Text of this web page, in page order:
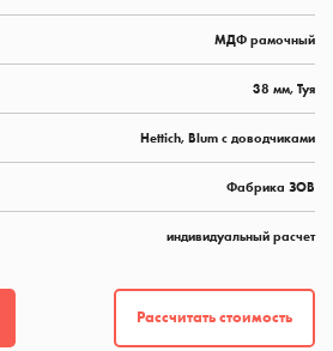
МДФ рамочный
38 мм, Туя
Hettich, Blum с доводчиками
Фабрика ЗОВ
индивидуальный расчет
Рассчитать стоимость